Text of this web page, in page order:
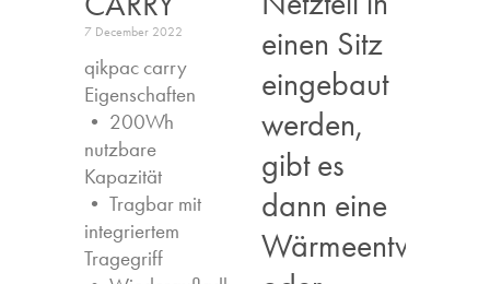
7 December 2022
qikpac carry
Eigenschaften ​
• 200Wh
nutzbare
Kapazität
• Tragbar mit
integriertem
Tragegriff
einen Sitz
eingebaut
werden,
gibt es
dann eine